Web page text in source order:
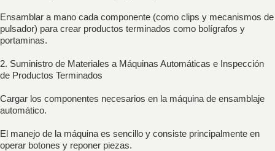
Ensamblar a mano cada componente (como clips y mecanismos de
pulsador) para crear productos terminados como bolígrafos y
portaminas.
2. Suministro de Materiales a Máquinas Automáticas e Inspección
de Productos Terminados
Cargar los componentes necesarios en la máquina de ensamblaje
automático.
El manejo de la máquina es sencillo y consiste principalmente en
operar botones y reponer piezas.